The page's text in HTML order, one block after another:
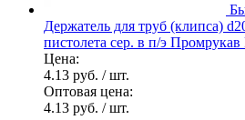
Держатель для труб (клипса)
пистолета сер. в п/э Промрукав
Цена:
4.13 руб. / шт.
Оптовая цена:
4.13 руб. / шт.